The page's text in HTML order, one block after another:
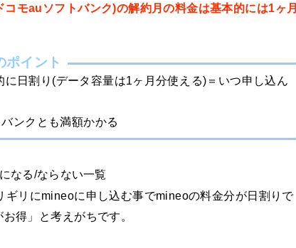
コモauソフトバンク)の解約月の料金は基本的には1ヶ月
ポイント
日割り(データ容量は1ヶ月分使える)＝いつ申し込ん
ンクとも満額かかる
なる/ならない一覧
ギリにmineoに申し込む事でmineoの料金分が日割りで
得」と考えがちです。